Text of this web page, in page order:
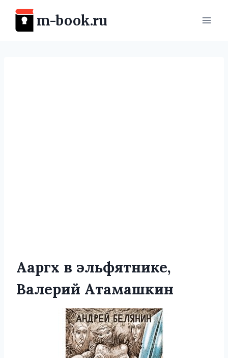
Перейти
содержимому
m-book.ru
Ааргх в эльфятнике,
Валерий Атамашкин